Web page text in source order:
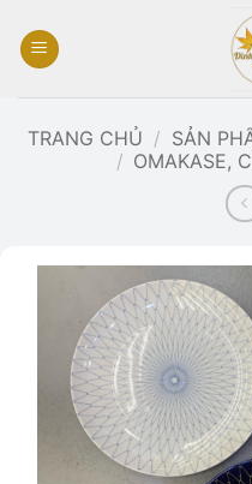
qua
dung
TRANG CHỦ / SẢN
/ OMAKASE,